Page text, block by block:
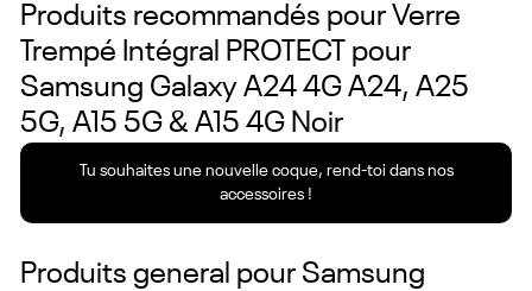
Produits recommandés pour Verre
Trempé Intégral PROTECT pour
Samsung Galaxy A24 4G A24, A25
5G, A15 5G & A15 4G Noir
Tu souhaites une nouvelle coque, rend-toi dans nos
accessoires !
Produits general pour Samsung